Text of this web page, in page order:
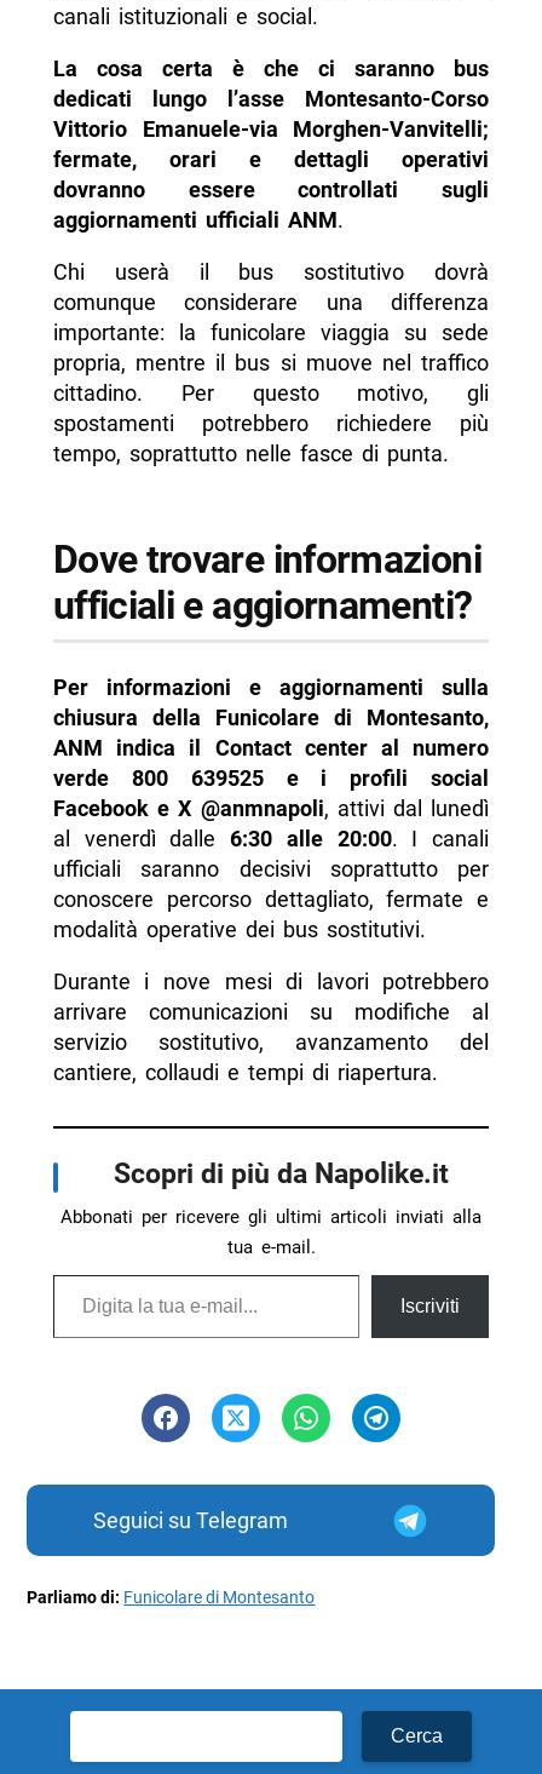
canali istituzionali e social.
La cosa certa è che ci saranno bus
dedicati lungo l’asse Montesanto-Corso
Vittorio Emanuele-via Morghen-Vanvitelli;
fermate, orari e dettagli operativi
dovranno essere controllati sugli
aggiornamenti ufficiali ANM.
Chi userà il bus sostitutivo dovrà
comunque considerare una differenza
importante: la funicolare viaggia su sede
propria, mentre il bus si muove nel traffico
cittadino. Per questo motivo, gli
spostamenti potrebbero richiedere più
tempo, soprattutto nelle fasce di punta.
Dove trovare informazioni
ufficiali e aggiornamenti?
Per informazioni e aggiornamenti sulla
chiusura della Funicolare di Montesanto,
ANM indica il Contact center al numero
verde 800 639525 e i profili social
Facebook e X @anmnapoli, attivi dal lunedì
al venerdì dalle6:30 alle 20:00. I canali
ufficiali saranno decisivi soprattutto per
conoscere percorso dettagliato, fermate e
modalità operative dei bus sostitutivi.
Durante i nove mesi di lavori potrebbero
arrivare comunicazioni su modifiche al
servizio sostitutivo, avanzamento del
cantiere, collaudi e tempi di riapertura.
Scopri di più da Napolike.it
Abbonati per ricevere gli ultimi articoli inviati alla
tua e-mail.
Digita la tua e-mail...
Iscriviti
Seguici su Telegram
Parliamo di: Funicolare di Montesanto
per: